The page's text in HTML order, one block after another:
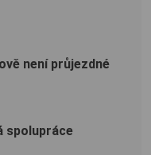
není průjezdné
spolupráce